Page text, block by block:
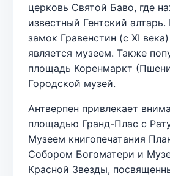
церковь Святой Баво, где
известный Гентский
замок Гравенстин (с XI
является музеем. Также
площадь Коренмаркт
Городской музей.
Антверпен привлекает
площадью Гранд-Плас с
Музеем книгопечатания
Собором Богоматери и
Красной Звезды,